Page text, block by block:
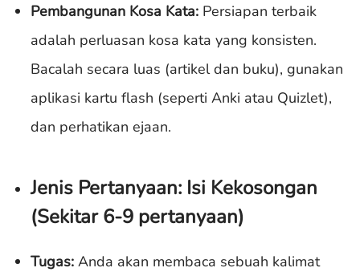
Pembangunan Kosa Kata: Persiapan terbaik
adalah perluasan kosa kata yang konsisten.
Bacalah secara luas (artikel dan buku), gunakan
aplikasi kartu flash (seperti Anki atau Quizlet),
dan perhatikan ejaan.
Jenis Pertanyaan: Isi Kekosongan
(Sekitar 6-9 pertanyaan)
Tugas: Anda akan membaca sebuah kalimat